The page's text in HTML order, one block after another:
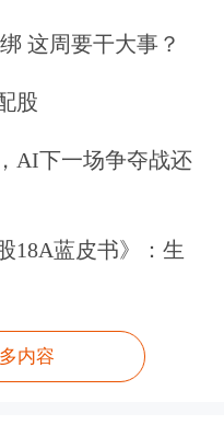
产业发展驱动，
储需求，叠加行
量价齐升，行业
品赛道。
。从龙头公司来
这周要干大事？
股
AI下一场争夺战还
18A蓝皮书》：生
内容